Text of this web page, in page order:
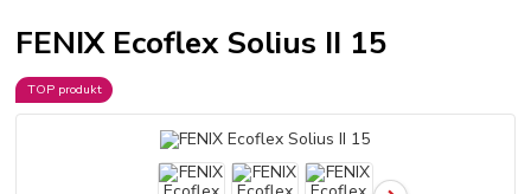
FENIX Ecoflex Solius II 15
TOP produkt